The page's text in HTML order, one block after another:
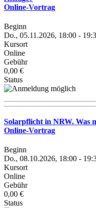
Online-Vortrag
Beginn
Do., 05.11.2026, 18:00 -
Kursort
Online
Gebühr
0,00 €
Status
Solarpflicht in NRW. Was
Online-Vortrag
Beginn
Do., 08.10.2026, 18:00 -
Kursort
Online
Gebühr
0,00 €
Status